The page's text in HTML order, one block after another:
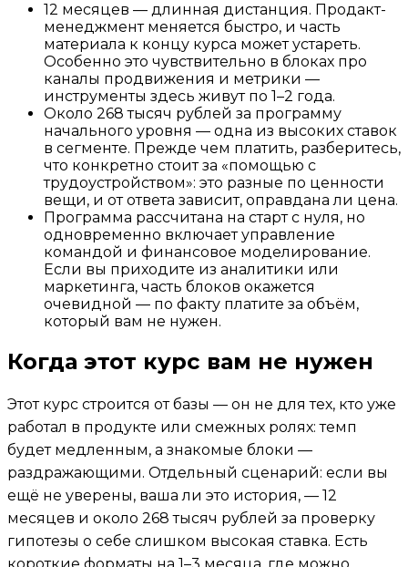
12 месяцев — длинная дистанция. Продакт-
менеджмент меняется быстро, и часть
материала к концу курса может устареть.
Особенно это чувствительно в блоках про
каналы продвижения и метрики —
инструменты здесь живут по 1–2 года.
Около 268 тысяч рублей за программу
начального уровня — одна из высоких ставок
в сегменте. Прежде чем платить, разберитесь,
что конкретно стоит за «помощью с
трудоустройством»: это разные по ценности
вещи, и от ответа зависит, оправдана ли цена.
Программа рассчитана на старт с нуля, но
одновременно включает управление
командой и финансовое моделирование.
Если вы приходите из аналитики или
маркетинга, часть блоков окажется
очевидной — по факту платите за объём,
который вам не нужен.
Когда этот курс вам не нужен
Этот курс строится от базы — он не для тех, кто уже
работал в продукте или смежных ролях: темп
будет медленным, а знакомые блоки —
раздражающими. Отдельный сценарий: если вы
ещё не уверены, ваша ли это история, — 12
месяцев и около 268 тысяч рублей за проверку
гипотезы о себе слишком высокая ставка. Есть